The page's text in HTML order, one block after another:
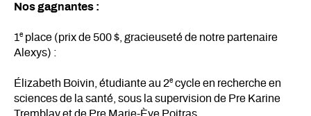
Nos gagnantes :
1 e place (prix de 500 $, gracieuseté de notre partenaire
Alexys) :
Élizabeth Boivin, étudiante au 2e cycle en recherche en
sciences de la santé, sous la supervision de Pre Karine